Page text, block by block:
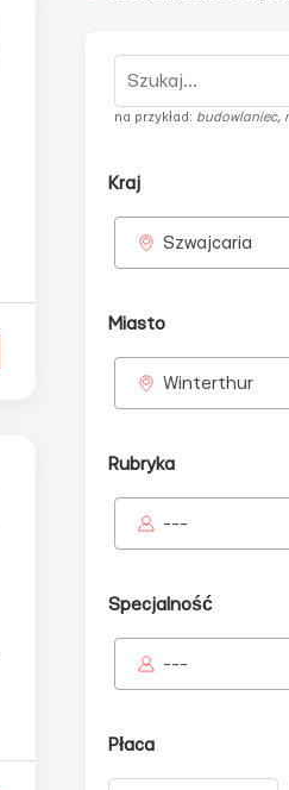
na przykład: budowlaniec,
Kraj
Szwajcaria
Miasto
Winterthur
Rubryka
---
Specjalność
---
Płaca